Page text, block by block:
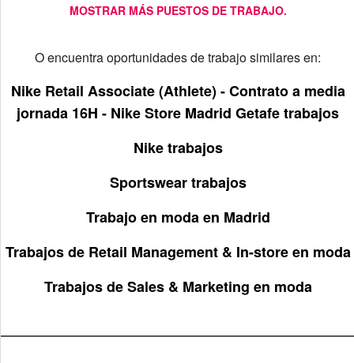
MOSTRAR MÁS PUESTOS DE TRABAJO.
O encuentra oportunidades de trabajo similares en:
Nike Retail Associate (Athlete) - Contrato a media
jornada 16H - Nike Store Madrid Getafe trabajos
Nike trabajos
Sportswear trabajos
Trabajo en moda en Madrid
Trabajos de Retail Management & In-store en moda
Trabajos de Sales & Marketing en moda